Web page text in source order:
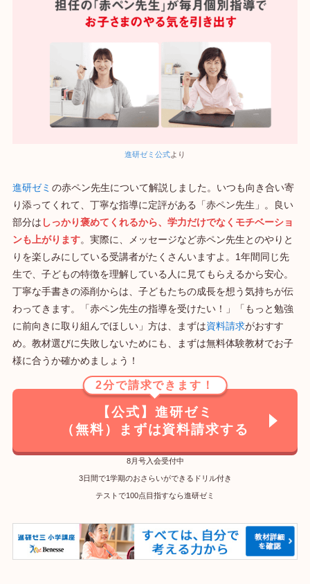
進研ゼミ公式より
進研ゼミ の赤ペン先生について解説しました。いつも向き合い寄
り添ってくれて、丁寧な指導に定評がある「赤ペン先生」。良い
部分は しっかり褒めてくれるから、学力だけでなくモチベーショ
ンも上がります。実際に、メッセージなど赤ペン先生とのやりと
りを楽しみにしている受講者がたくさんいますよ。1年間同じ先
生で、子どもの特徴を理解している人に見てもらえるから安心。
丁寧な手書きの添削からは、子どもたちの成長を想う気持ちが伝
わってきます。「赤ペン先生の指導を受けたい！」「もっと勉強
に前向きに取り組んでほしい」方は、まずは資料請求がおすす
め。教材選びに失敗しないためにも、まずは無料体験教材でお子
様に合うか確かめましょう！
2分で請求できます！
【公式】進研ゼミ
（無料）まずは資料請求する
8月号入会受付中
3日間で1学期のおさらいができるドリル付き
テストで100点目指すなら進研ゼミ